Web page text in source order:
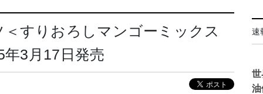
すりおろしマンゴーミックス
3月17日発売
速